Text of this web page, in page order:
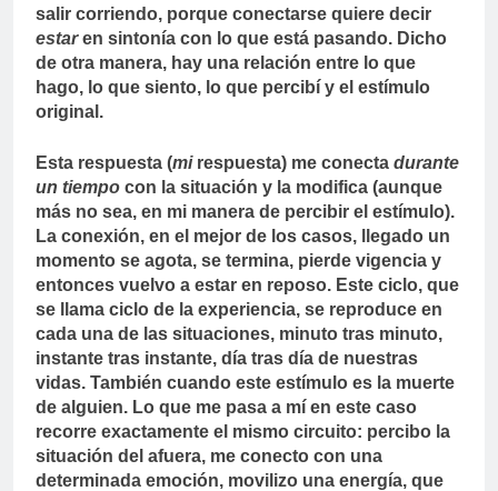
salir corriendo, porque conectarse quiere decir
estaren sintonía con lo que está pasando. Dicho
de otra manera, hay una relación entre lo que
hago, lo que siento, lo que percibí y el estímulo
original.
Esta respuesta (mi respuesta) me conecta durante
un tiempo con la situación y la modifica (aunque
más no sea, en mi manera de percibir el estímulo).
La conexión, en el mejor de los casos, llegado un
momento se agota, se termina, pierde vigencia y
entonces vuelvo a estar en reposo. Este ciclo, que
se llama ciclo de la experiencia, se reproduce en
cada una de las situaciones, minuto tras minuto,
instante tras instante, día tras día de nuestras
vidas. También cuando este estímulo es la muerte
de alguien. Lo que me pasa a mí en este caso
recorre exactamente el mismo circuito: percibo la
situación del afuera, me conecto con una
determinada emoción, movilizo una energía, que